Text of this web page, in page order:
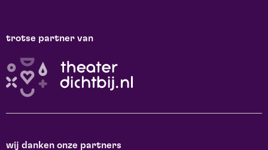
trotse partner van
wij danken onze partners